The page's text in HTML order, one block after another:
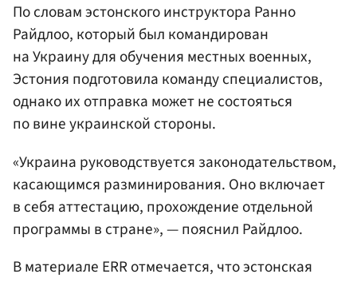
По словам эстонского инструктора Ранно
Райдлоо, который был командирован
на Украину для обучения местных военных,
Эстония подготовила команду специалистов,
однако их отправка может не состояться
по вине украинской стороны.
«Украина руководствуется законодательством,
касающимся разминирования. Оно включает
в себя аттестацию, прохождение отдельной
программы в стране», — пояснил Райдлоо.
В материале ERR отмечается, что эстонская